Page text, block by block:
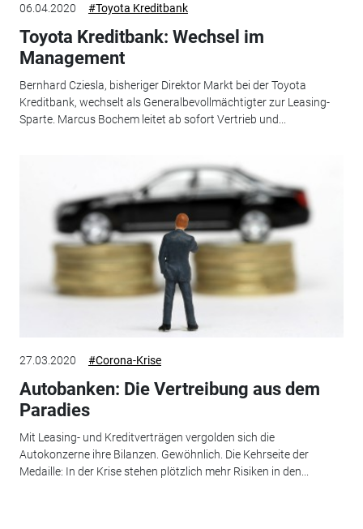
06.04.2020 #Toyota Kreditbank
Toyota Kreditbank: Wechsel im
Management
Bernhard Cziesla, bisheriger Direktor Markt bei der Toyota
Kreditbank, wechselt als Generalbevollmächtigter zur Leasing-
Sparte. Marcus Bochem leitet ab sofort Vertrieb und...
27.03.2020 #Corona-Krise
Autobanken: Die Vertreibung aus dem
Paradies
Mit Leasing- und Kreditverträgen vergolden sich die
Autokonzerne ihre Bilanzen. Gewöhnlich. Die Kehrseite der
Medaille: In der Krise stehen plötzlich mehr Risiken in den...